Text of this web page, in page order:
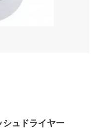
シュドライヤー